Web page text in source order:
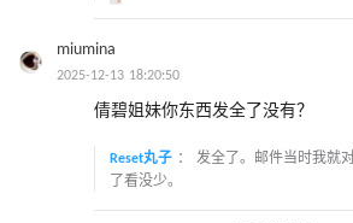
miumina
2025-12-13 18:20:50
倩碧姐妹你东西发全了没有？
Reset丸子 ： 发全了。邮件当时我就
了看没少。